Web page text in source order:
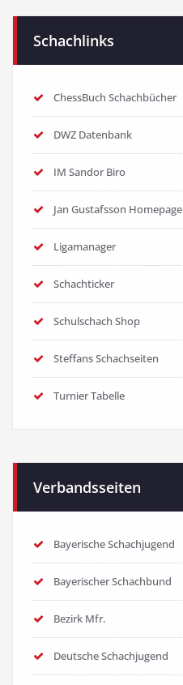
Schachlinks
ChessBuch Schachbücher
DWZ Datenbank
IM Sandor Biro
Jan Gustafsson Homepage
Ligamanager
Schachticker
Schulschach Shop
Steffans Schachseiten
Turnier Tabelle
Verbandsseiten
Bayerische Schachjugend
Bayerischer Schachbund
Bezirk Mfr.
Deutsche Schachjugend